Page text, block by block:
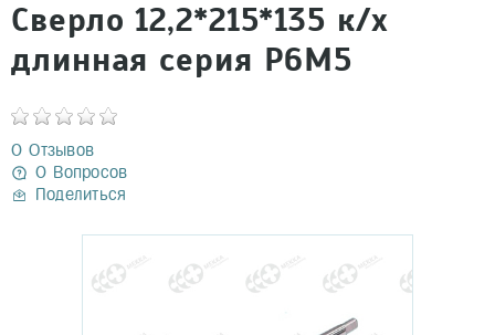
Сверло 12,2*215*135 к/х
длинная серия Р6М5
0 Отзывов
0 Вопросов
Поделиться